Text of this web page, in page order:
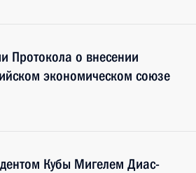
Протокола о внесении
экономическом союзе
Кубы Мигелем Диас-